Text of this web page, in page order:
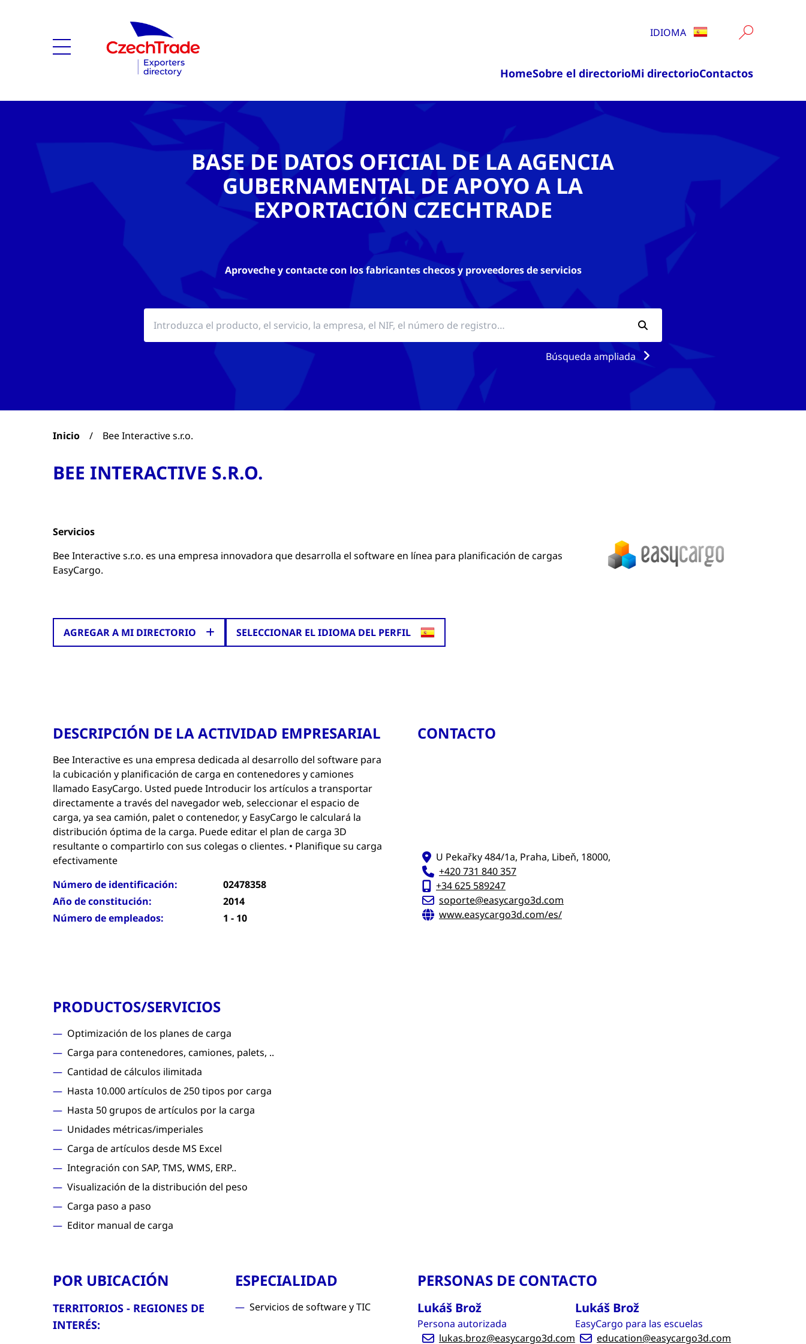
IDIOMA
HomeSobre el directorioMi directorioContactos
BASE DE DATOS OFICIAL DE LA AGENCIA
GUBERNAMENTAL DE APOYO A LA
EXPORTACIÓN CZECHTRADE
Aproveche y contacte con los fabricantes checos y proveedores de servicios
Búsqueda ampliada
Inicio / Bee Interactive s.r.o.
BEE INTERACTIVE S.R.O.
Servicios
Bee Interactive s.r.o. es una empresa innovadora que desarrolla el software en línea para planificación de cargas
EasyCargo.
AGREGAR A MI DIRECTORIO SELECCIONAR EL IDIOMA DEL PERFIL
DESCRIPCIÓN DE LA ACTIVIDAD EMPRESARIAL
Bee Interactive es una empresa dedicada al desarrollo del software para
la cubicación y planificación de carga en contenedores y camiones
llamado EasyCargo. Usted puede Introducir los artículos a transportar
directamente a través del navegador web, seleccionar el espacio de
carga, ya sea camión, palet o contenedor, y EasyCargo le calculará la
distribución óptima de la carga. Puede editar el plan de carga 3D
resultante o compartirlo con sus colegas o clientes. • Planifique su carga
efectivamente
Número de identificación:
02478358
Año de constitución:
2014
Número de empleados:
1 - 10
PRODUCTOS/SERVICIOS
Optimización de los planes de carga
Carga para contenedores, camiones, palets, ..
Cantidad de cálculos ilimitada
Hasta 10.000 artículos de 250 tipos por carga
Hasta 50 grupos de artículos por la carga
Unidades métricas/imperiales
Carga de artículos desde MS Excel
Integración con SAP, TMS, WMS, ERP..
Visualización de la distribución del peso
Carga paso a paso
Editor manual de carga
CONTACTO
U Pekařky 484/1a, Praha, Libeň, 18000,
+420 731 840 357
+34 625 589247
soporte@easycargo3d.com
www.easycargo3d.com/es/
POR UBICACIÓN
TERRITORIOS - REGIONES DE
INTERÉS:
ESPECIALIDAD
Servicios de software y TIC
PERSONAS DE CONTACTO
Lukáš Brož
Persona autorizada
lukas.broz@easycargo3d.com
Lukáš Brož
EasyCargo para las escuelas
education@easycargo3d.com